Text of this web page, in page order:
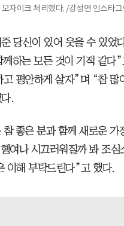
자이크 처리했다. /강성연 인스타그
당신이 있어 웃을 수 있었
하는 모든 것이 기적 같다
평안하게 살자”며 “참 많
.
좋은 분과 함께 새로운 가
여나 시끄러워질까 봐 조심
이해 부탁드린다”고 했다.